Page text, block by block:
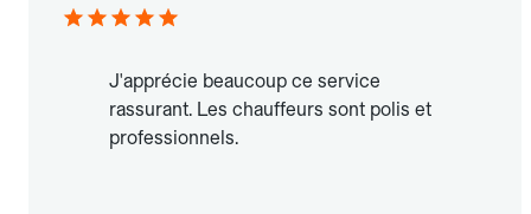
J'apprécie beaucoup ce service
rassurant. Les chauffeurs sont polis et
professionnels.